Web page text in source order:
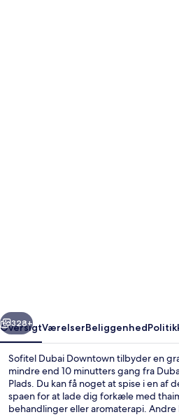
Næste
328+
OversigtVærelserBeliggenhed
Sofitel Dubai Downtown tilbyder en
mindre end 10 minutters gang fra
Plads. Du kan få noget at spise i en af
spaen for at lade dig forkæle med
behandlinger eller aromaterapi.